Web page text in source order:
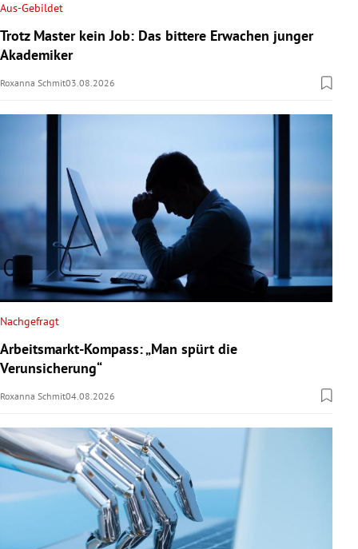
Aus-Gebildet
Trotz Master kein Job: Das bittere Erwachen junger
Akademiker
Roxanna Schmit03.08.2026
Nachgefragt
Arbeitsmarkt-Kompass: „Man spürt die
Verunsicherung“
Roxanna Schmit04.08.2026